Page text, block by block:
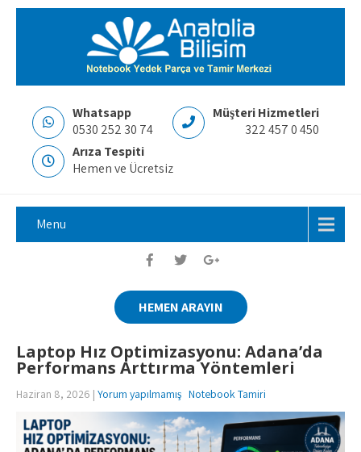
Whatsapp
0530 252 30 74
Müşteri Hizmetleri
322 457 0 450
Arıza Tespiti
Hemen ve Ücretsiz
Menu
HEMEN ARAYIN
Laptop Hız Optimizasyonu: Adana’da
Performans Arttırma Yöntemleri
Haziran 8, 2026 | Yorum yapılmamış Notebook Tamiri